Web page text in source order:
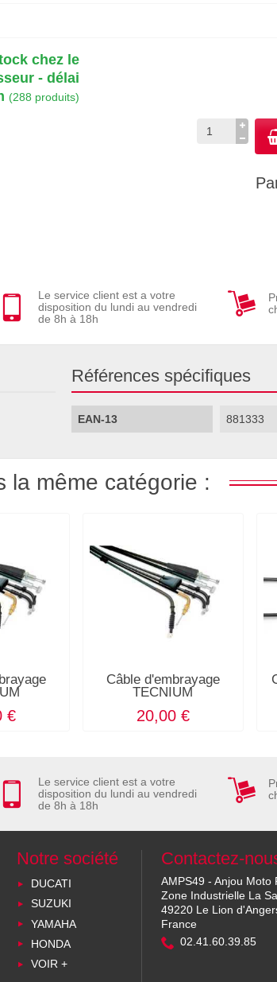
chez le
- délai
(288 produits)
Le service client est a votre
disposition du lundi au vendredi
de 8h à 18h
Références spécifiques
EAN-13 881333
la même catégorie :
€
Câble d'embrayage
TECNIUM
20,00 €
Le service client est a votre
disposition du lundi au vendredi
de 8h à 18h
Notre société
DUCATI
SUZUKI
YAMAHA
HONDA
VOIR +
Contactez-
AMPS49 - Anjou Moto
Zone Industrielle La
49220 Le Lion
France
02.41.60.39.85